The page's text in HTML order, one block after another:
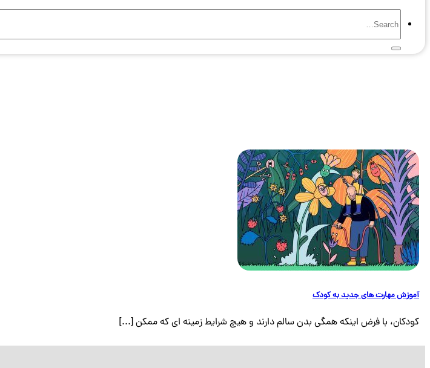
آموزش مهارت های جدید به کودک
کودکان، با فرض اینکه همگی بدن سالم دارند و هیچ شرایط زمینه ‌ای که ممکن [...]